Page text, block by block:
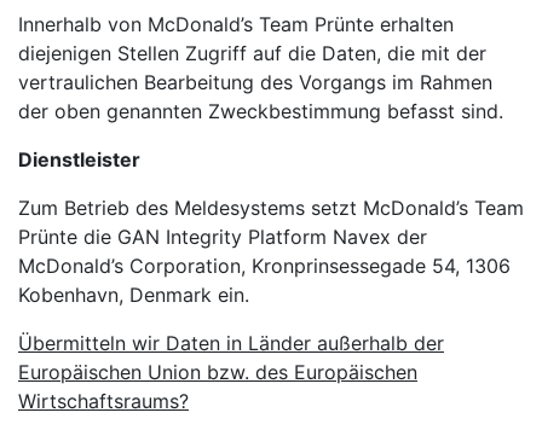
Innerhalb von McDonald’s Team Prünte erhalten
diejenigen Stellen Zugriff auf die Daten, die mit der
vertraulichen Bearbeitung des Vorgangs im Rahmen
der oben genannten Zweckbestimmung befasst sind.
Dienstleister
Zum Betrieb des Meldesystems setzt McDonald’s Team
Prünte die GAN Integrity Platform Navex der
McDonald’s Corporation, Kronprinsessegade 54, 1306
Kobenhavn, Denmark ein.
Übermitteln wir Daten in Länder außerhalb der
Europäischen Union bzw. des Europäischen
Wirtschaftsraums?